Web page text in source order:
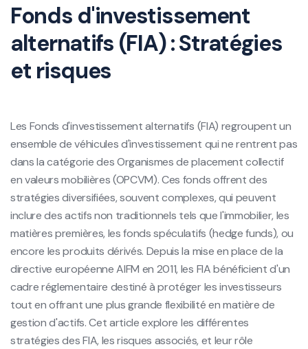
Fonds d'investissement
alternatifs (FIA) : Stratégies
et risques
Les Fonds d'investissement alternatifs (FIA) regroupent un
ensemble de véhicules d'investissement qui ne rentrent pas
dans la catégorie des Organismes de placement collectif
en valeurs mobilières (OPCVM). Ces fonds offrent des
stratégies diversifiées, souvent complexes, qui peuvent
inclure des actifs non traditionnels tels que l'immobilier, les
matières premières, les fonds spéculatifs (hedge funds), ou
encore les produits dérivés. Depuis la mise en place de la
directive européenne AIFM en 2011, les FIA bénéficient d'un
cadre réglementaire destiné à protéger les investisseurs
tout en offrant une plus grande flexibilité en matière de
gestion d'actifs. Cet article explore les différentes
stratégies des FIA, les risques associés, et leur rôle